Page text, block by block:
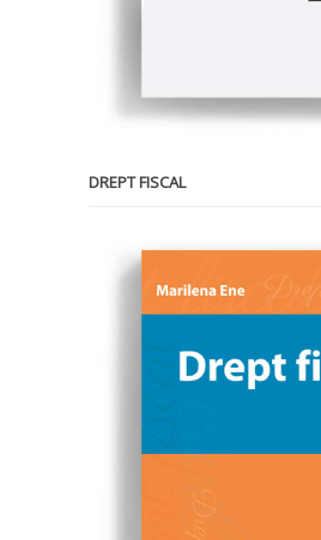
DREPT FISCAL